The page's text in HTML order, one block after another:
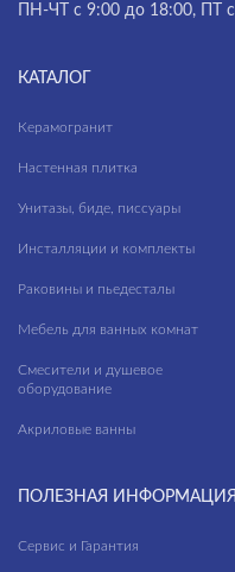
ПН-ЧТ с 9:00 до 18:00, ПТ
КАТАЛОГ
Керамогранит
Настенная плитка
Унитазы, биде, писсуары
Инсталляции и комплекты
Раковины и пьедесталы
Мебель для ванных комнат
Смесители и душевое
оборудование
Акриловые ванны
ПОЛЕЗНАЯ ИНФОРМАЦИЯ
Сервис и Гарантия